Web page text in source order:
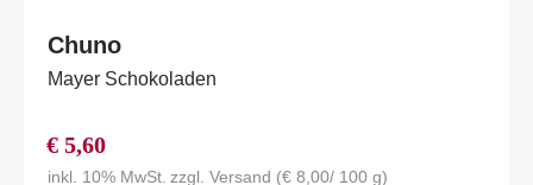
Chuno
Mayer Schokoladen
€ 5,60
inkl. 10% MwSt. (€8,00/ 100 g)
zzgl.Versand